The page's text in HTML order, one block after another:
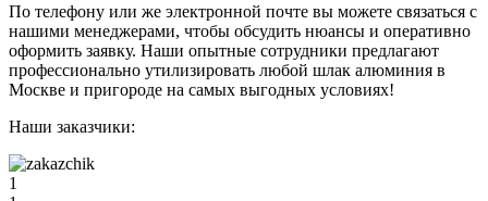
По телефону или же электронной почте вы можете связаться с
нашими менеджерами, чтобы обсудить нюансы и оперативно
оформить заявку. Наши опытные сотрудники предлагают
профессионально утилизировать любой шлак алюминия в
Москве и пригороде на самых выгодных условиях!
Наши заказчики:
1